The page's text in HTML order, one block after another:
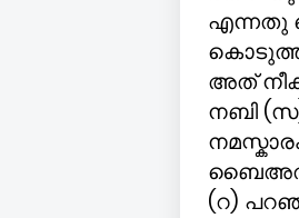
എന്നതു
കൊടുത്തു
അത്
നബി
(റ)